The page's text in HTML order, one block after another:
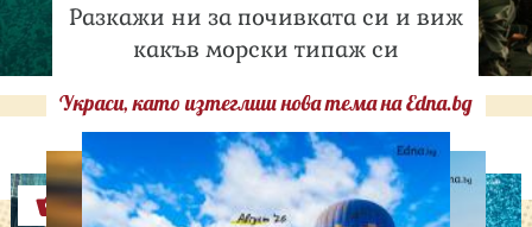
Разкажи ни за почивката си и виж
какъв морски типаж си
Украси, като изтеглиш нова тема на Edna.bg
Оферти